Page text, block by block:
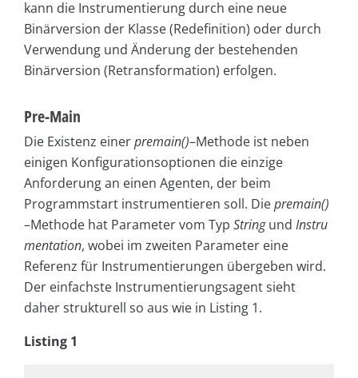
kann die Instrumentierung durch eine neue
Binärversion der Klasse (Redefinition) oder durch
Verwendung und Änderung der bestehenden
Binärversion (Retransformation) erfolgen.
Pre-Main
Die Existenz einerpremain()–Methode ist neben
einigen Konfigurationsoptionen die einzige
Anforderung an einen Agenten, der beim
Programmstart instrumentieren soll. Diepremain()
–Methode hat Parameter vom Typ String und Instru
mentation, wobei im zweiten Parameter eine
Referenz für Instrumentierungen übergeben wird.
Der einfachste Instrumentierungsagent sieht
daher strukturell so aus wie in Listing 1.
Listing 1